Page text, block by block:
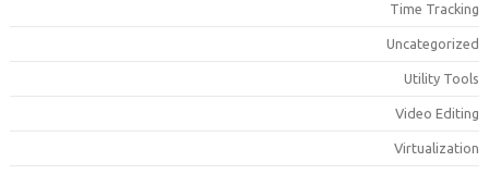
Time
Utility
Video